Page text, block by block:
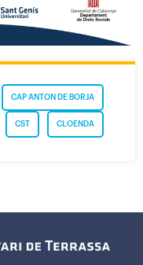
CAP ANTON DE BORJA
CLOENDA
CST